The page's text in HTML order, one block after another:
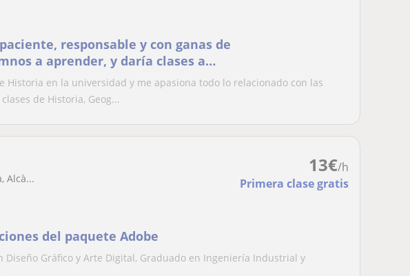
responsable y con ganas de
a aprender, y daría clases a
Historia en la universidad y me apasiona todo lo relacionado con las
de Historia, Geog...
13€/h
Primera clase gratis
Alcà...
del paquete Adobe
Diseño Gráfico y Arte Digital, Graduado en Ingeniería Industrial y